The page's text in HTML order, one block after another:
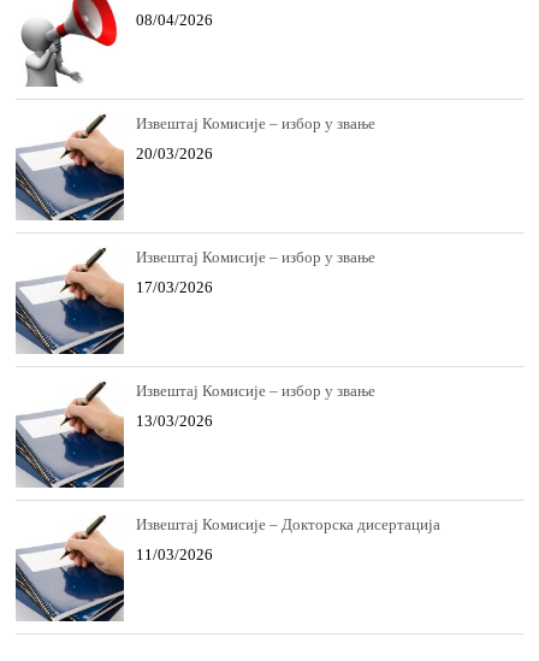
08/04/2026
Извештај Комисије – избор у звање
20/03/2026
Извештај Комисије – избор у звање
17/03/2026
Извештај Комисије – избор у звање
13/03/2026
Извештај Комисије – Докторска дисертација
11/03/2026